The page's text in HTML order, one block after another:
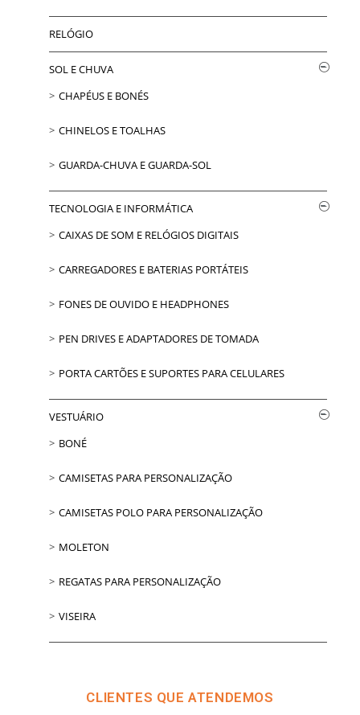
RELÓGIO
SOL E CHUVA
CHAPÉUS E BONÉS
CHINELOS E TOALHAS
GUARDA-CHUVA E GUARDA-SOL
TECNOLOGIA E INFORMÁTICA
CAIXAS DE SOM E RELÓGIOS DIGITAIS
CARREGADORES E BATERIAS PORTÁTEIS
FONES DE OUVIDO E HEADPHONES
PEN DRIVES E ADAPTADORES DE TOMADA
PORTA CARTÕES E SUPORTES PARA CELULARES
VESTUÁRIO
BONÉ
CAMISETAS PARA PERSONALIZAÇÃO
CAMISETAS POLO PARA PERSONALIZAÇÃO
MOLETON
REGATAS PARA PERSONALIZAÇÃO
VISEIRA
CLIENTES QUE ATENDEMOS